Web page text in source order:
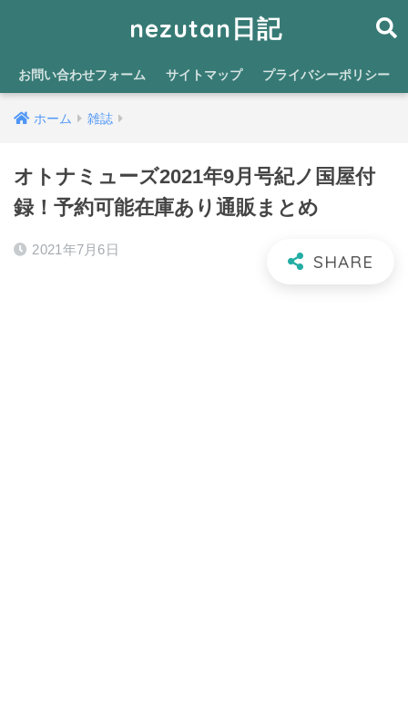
nezutan日記
お問い合わせフォーム サイトマップ プライバシーポリシー
ホーム 雑誌
オトナミューズ2021年9月号紀ノ国屋付
録！予約可能在庫あり通販まとめ
2021年7月6日